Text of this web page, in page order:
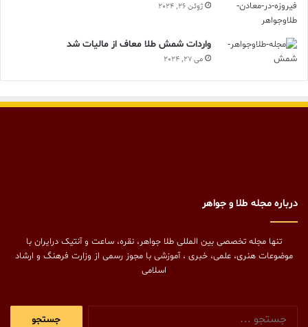
ژوئن 26, 2024
واردات شمش طلا معاف از مالیات شد
می 27, 2024
درباره مجله طلا و جواهر
تنها مجله تخصصی بین المللی طلا جواهر، نقره، ساعت و آنتیک درایران با
موضوعات هنری، علمی، خبری ، آموزشی با مجوز رسمی از وزارت فرهنگ و ارشاد
اسلامی